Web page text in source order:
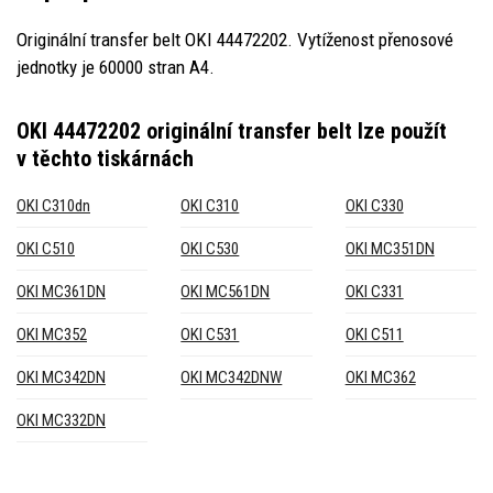
Originální transfer belt OKI 44472202. Vytíženost přenosové
jednotky je 60000 stran A4.
OKI 44472202 originální transfer belt lze použít
v těchto tiskárnách
OKI C310dn OKI C310 OKI C330
OKI C510 OKI C530 OKI MC351DN
OKI MC361DN OKI MC561DN OKI C331
OKI MC352 OKI C531 OKI C511
OKI MC342DN OKI MC342DNW OKI MC362
OKI MC332DN